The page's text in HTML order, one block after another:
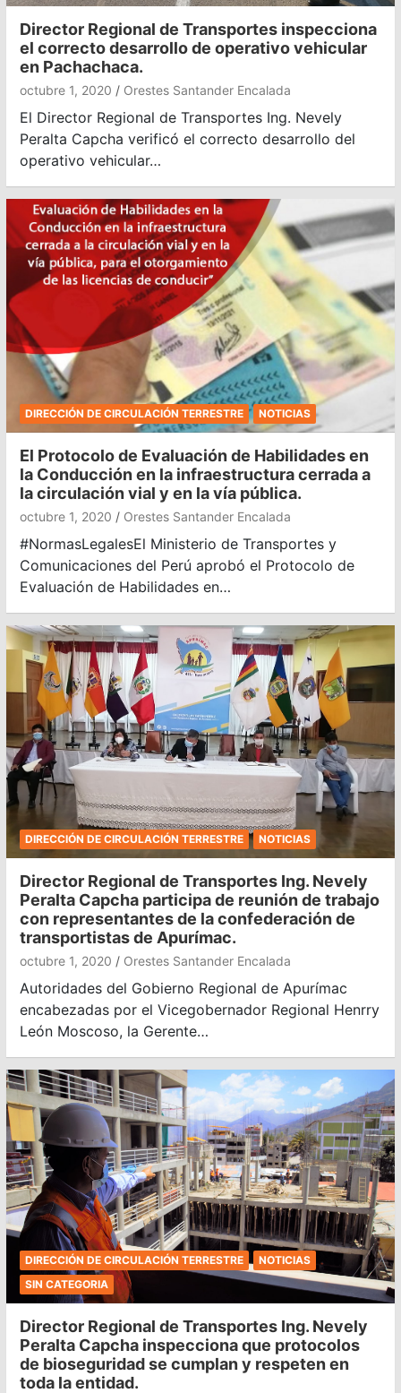
Director Regional de Transportes inspecciona
el correcto desarrollo de operativo vehicular
en Pachachaca.
octubre 1, 2020 Orestes Santander Encalada
El Director Regional de Transportes Ing. Nevely
Peralta Capcha verificó el correcto desarrollo del
operativo vehicular…
DIRECCIÓN DE CIRCULACIÓN TERRESTRE NOTICIAS
El Protocolo de Evaluación de Habilidades en
la Conducción en la infraestructura cerrada a
la circulación vial y en la vía pública.
octubre 1, 2020 Orestes Santander Encalada
#NormasLegalesEl Ministerio de Transportes y
Comunicaciones del Perú aprobó el Protocolo de
Evaluación de Habilidades en…
DIRECCIÓN DE CIRCULACIÓN TERRESTRE NOTICIAS
Director Regional de Transportes Ing. Nevely
Peralta Capcha participa de reunión de trabajo
con representantes de la confederación de
transportistas de Apurímac.
octubre 1, 2020 Orestes Santander Encalada
Autoridades del Gobierno Regional de Apurímac
encabezadas por el Vicegobernador Regional Henrry
León Moscoso, la Gerente…
DIRECCIÓN DE CIRCULACIÓN TERRESTRE
NOTICIAS
SIN CATEGORIA
Director Regional de Transportes Ing. Nevely
Peralta Capcha inspecciona que protocolos
de bioseguridad se cumplan y respeten en
toda la entidad.